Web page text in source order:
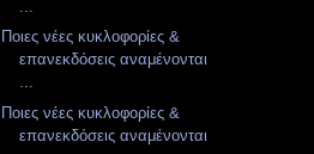
Ποιες νέες κυκλοφορίες &
επανεκδόσεις αναμένονται
...
Ποιες νέες κυκλοφορίες &
επανεκδόσεις αναμένονται